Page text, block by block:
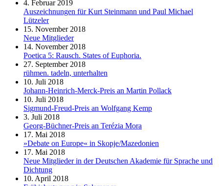
4. Februar 2019
Auszeichnungen für Kurt Steinmann und Paul Michael
Lützeler
15. November 2018
Neue Mitglieder
14. November 2018
Poetica 5: Rausch. States of Euphoria.
27. September 2018
rühmen. tadeln, unterhalten
10. Juli 2018
Johann-Heinrich-Merck-Preis an Martin Pollack
10. Juli 2018
Sigmund-Freud-Preis an Wolfgang Kemp
3. Juli 2018
Georg-Büchner-Preis an Terézia Mora
17. Mai 2018
»Debate on Europe« in Skopje/Mazedonien
17. Mai 2018
Neue Mitglieder in der Deutschen Akademie für Sprache und
Dichtung
10. April 2018